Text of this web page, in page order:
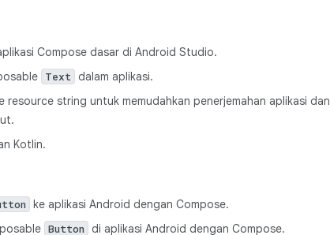
Compose dasar di Android Studio.
Text
dalam aplikasi.
resource string untuk memudahkan penerjemahan aplikasi dan
Kotlin.
ke aplikasi Android dengan Compose.
Button di aplikasi Android dengan Compose.